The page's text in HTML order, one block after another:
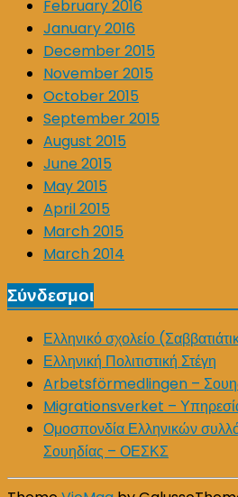
February 2016
January 2016
December 2015
November 2015
October 2015
September 2015
August 2015
June 2015
May 2015
April 2015
March 2015
March 2014
Σύνδεσμοι
Ελληνικό σχολείο
Ελληνική Πολιτιστική Στέγη
Arbetsförmedlingen –
Migrationsverket –
Ομοσπονδία Ελληνικών
Σουηδίας – ΟΕΣΚΣ